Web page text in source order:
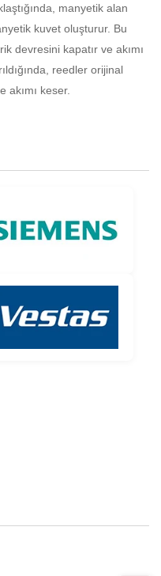
manyetik alan
kuvet oluşturur. Bu
devresini kapatır ve akımı
reedler orijinal
akımı keser.